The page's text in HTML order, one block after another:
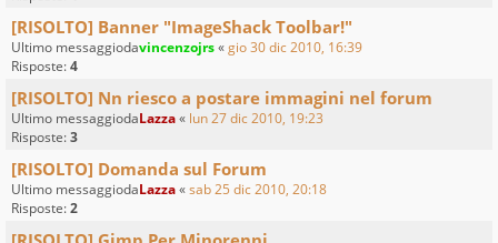
[RISOLTO] Banner "ImageShack Toolbar!"
Ultimo messaggiodavincenzojrs«gio 30 dic 2010, 16:39
Risposte:4
[RISOLTO] Nn riesco a postare immagini nel forum
Ultimo messaggiodaLazza« lun 27 dic 2010, 19:23
Risposte:3
[RISOLTO] Domanda sul Forum
Ultimo messaggiodaLazza«sab 25 dic 2010, 20:18
Risposte:2